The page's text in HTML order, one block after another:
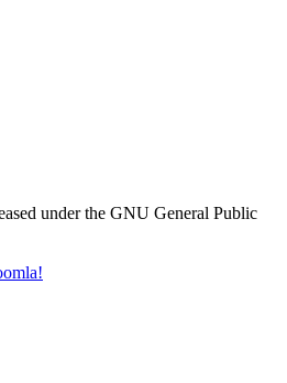
under the GNU General Public